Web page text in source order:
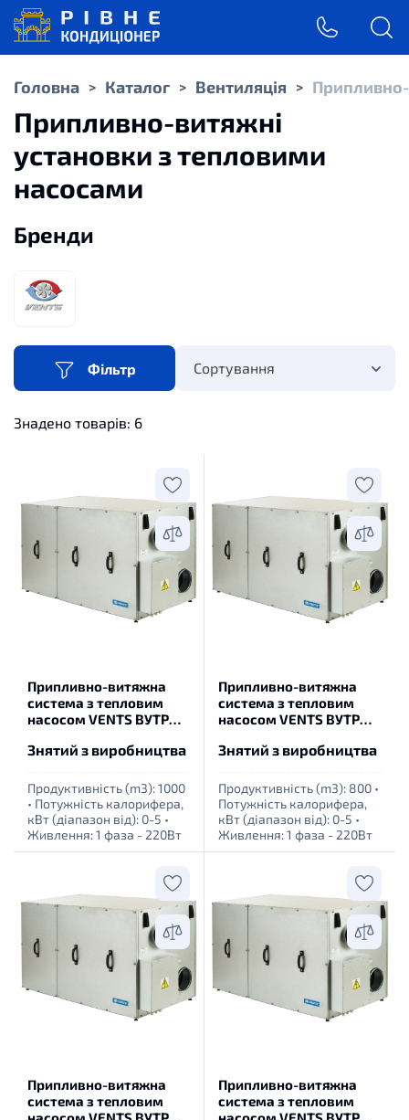
Головна > Каталог > Вентиляція >
Припливно-витяжні
установки з тепловими
насосами
Бренди
Фільтр Сортування
Знадено товарів: 6
Припливно-витяжна
система з тепловим
насосом VENTS ВУТР
автоматикою)
Знятий з виробництва
Продуктивність (m3): 1000
• Потужність калорифера,
кВт (діапазон від): 0-5 •
Живлення: 1 фаза - 220Вт
Припливно-витяжна
система з тепловим
насосом VENTS ВУТР
автоматикою)
Знятий з виробництва
Продуктивність (m3): 800 •
Потужність калорифера,
кВт (діапазон від): 0-5 •
Живлення: 1 фаза - 220Вт
Припливно-витяжна
система з тепловим
Припливно-витяжна
система з тепловим